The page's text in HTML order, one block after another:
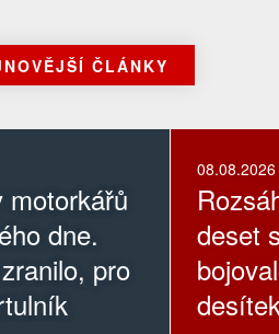
ČLÁNKY
motorkářů
dne.
pro
08.08.2026
deset